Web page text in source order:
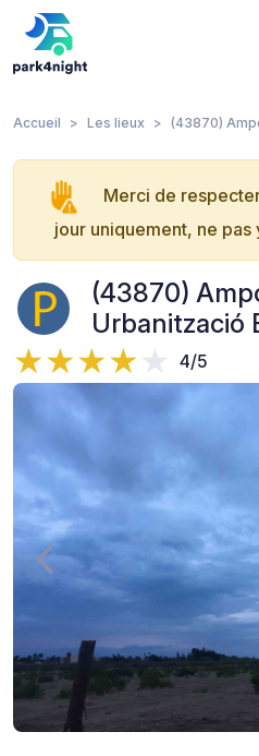
Accueil Les lieux (43870)
Merci de
jour uniquement, ne pas
(43870)
Urbanització
4/5